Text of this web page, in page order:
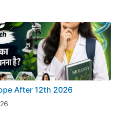
After 12th 2026